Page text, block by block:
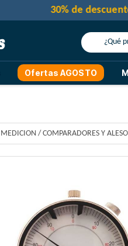
Ofertas AGOSTO
MEDICION / COMPARADORES Y